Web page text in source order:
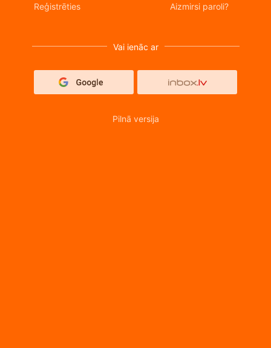
Reģistrēties Aizmirsi paroli?
Vai ienāc ar
Pilnā versija